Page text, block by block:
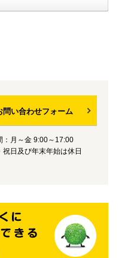
問い合わせフォーム
：月～金 9:00～17:00
祝日及び年末年始は休日